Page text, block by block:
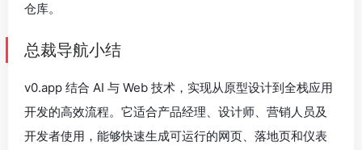
仓库。
总裁导航小结
v0.app 结合 AI 与 Web 技术，实现从原型设计到全栈应用
开发的高效流程。它适合产品经理、设计师、营销人员及
开发者使用，能够快速生成可运行的网页、落地页和仪表